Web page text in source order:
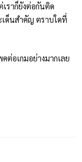
ราก็ยังต่อกันติด
เด็นสำคัญ ตราบใดที่
อเกมอย่างมากเลย